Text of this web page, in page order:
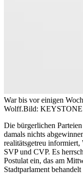
War bis vor einigen
Wolff.Bild: KEYSTONE
Die bürgerlichen
damals nichts
realitätsgetreu informiert,
SVP und CVP. Es
Postulat ein, das am
Stadtparlament